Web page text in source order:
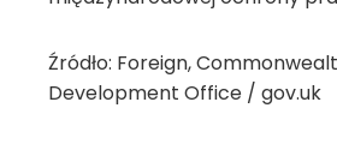
Źródło: Foreign,
Development Office / gov.uk